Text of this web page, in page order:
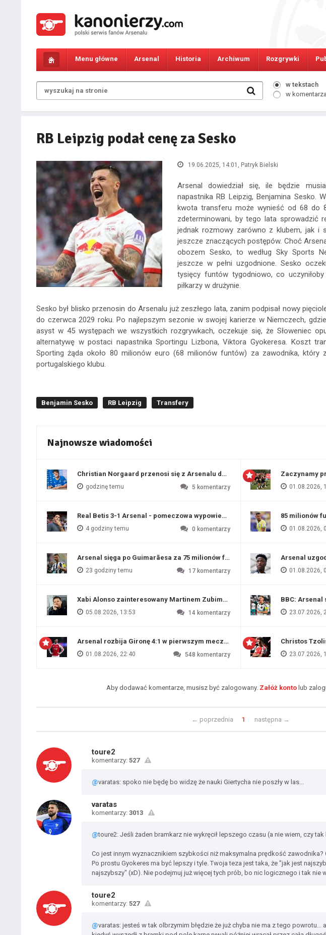
Menu główne Arsenal Historia Archiwum Rozgrywki
w tekstach
w
RB Leipzig podał cenę za Sesko
19.06.2025, 14:01 , Patryk Bielski
Arsenal dowiedział się, ile będzie
napastnika RB Leipzig, Benjamina Sesko.
kwota transferu może wynieść od 68 do
zdeterminowani, by tego lata sprowadzić
jednak rozmowy zarówno z klubem, jak i
jeszcze znaczących postępów. Choć
obozem Sesko, to według Sky Sports
jeszcze w pełni uzgodnione. Sesko
tysięcy funtów tygodniowo, co
piłkarzy w drużynie.
Sesko był blisko przenosin do Arsenalu już zeszłego lata, zanim podpisał nowy
do czerwca 2029 roku. Po najlepszym sezonie w swojej karierze w Niemczech,
asyst w 45 występach we wszystkich rozgrywkach, oczekuje się, że Słoweniec
alternatywę w postaci napastnika Sportingu Lizbona, Viktora Gyokeresa. Koszt
Sporting żąda około 80 milionów euro (68 milionów funtów) za zawodnika, który
portugalskiego klubu.
Benjamin Sesko RB Leipzig Transfery
Najnowsze wiadomości
Christian Norgaard przenosi się z Arsenalu do Evertonu
godzinę temu 5 komentarzy
Real Betis 3-1 Arsenal - pomeczowa wypowiedź Artety
4 godziny temu 0 komentarzy
Arsenal sięga po Guimarãesa za 75 milionów funtów
23 godziny temu 17 komentarzy
Xabi Alonso zainteresowany Martinem Zubimendim
05.08.2026, 13:53 14 komentarzy
Arsenal rozbija Gironę 4:1 w pierwszym meczu przygotowawczym
01.08.2026, 22:40 548 komentarzy
Zaczynamy
01.08.2026,
85 milionów
01.08.2026,
Arsenal
01.08.2026,
BBC: Arsenal
23.07.2026,
Christos
23.07.2026,
Aby dodawać komentarze, musisz być zalogowany. Załóż konto lub
← poprzednia 1 następna →
toure2
komentarzy: 527
@varatas: spoko nie będę bo widzę że nauki Giertycha nie poszły w las...
varatas
komentarzy: 3013
@toure2: Jeśli żaden bramkarz nie wykręcił lepszego czasu (a nie wiem, czy tak
Co jest innym wyznacznikiem szybkości niż maksymalna prędkość
Po prostu Gyokeres ma być lepszy i tyle. Twoja teza jest taka, że "jak jest
najszybszy" (xD). Nie podejmuj już więcej tych prób, bo nic logicznego i tak nie
toure2
komentarzy: 527
@varatas: jesteś w tak olbrzymim błędzie że już chyba nie ma z tego powrotu...